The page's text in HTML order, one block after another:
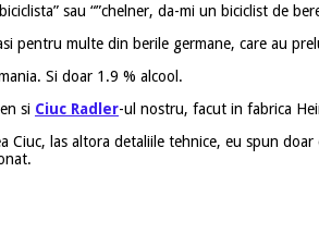
sau “”chelner, da-mi un biciclist de
pentru multe din berile germane, care au
Si doar 1.9 % alcool.
si Ciuc Radler-ul nostru, facut in fabrica
Ciuc, las altora detaliile tehnice, eu spun